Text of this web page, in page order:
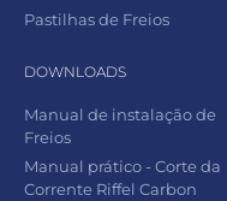
Pastilhas de Freios
DOWNLOADS
Manual de instalação de
Freios
Manual prático - Corte da
Corrente Riffel Carbon